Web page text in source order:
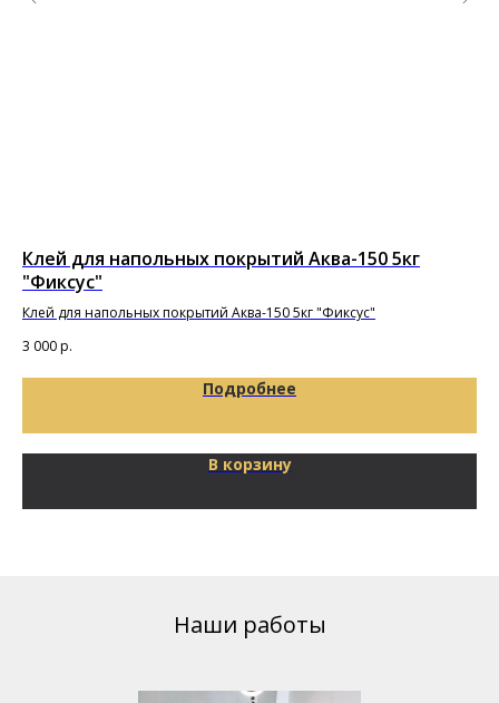
Клей для напольных покрытий Аква-150 5кг
"Фиксус"
Клей для напольных покрытий Аква-150 5кг "Фиксус"
3 000р.
Подробнее
В корзину
Наши работы